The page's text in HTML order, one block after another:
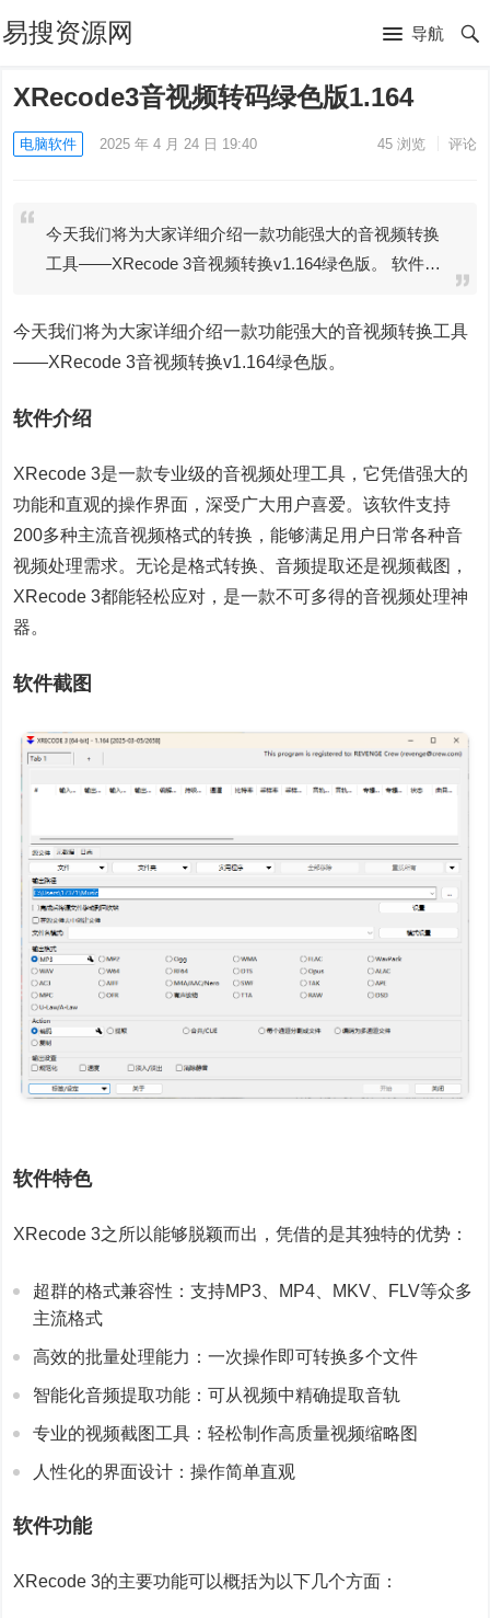
易搜资源网 导航
XRecode3音视频转码绿色版1.164
电脑软件 2025 年 4 月 24 日 19:40 45浏览 评论
今天我们将为大家详细介绍一款功能强大的音视频转换
工具——XRecode 3音视频转换v1.164绿色版。 软件…
今天我们将为大家详细介绍一款功能强大的音视频转换工具
——XRecode 3音视频转换v1.164绿色版。
软件介绍
XRecode 3是一款专业级的音视频处理工具，它凭借强大的
功能和直观的操作界面，深受广大用户喜爱。该软件支持
200多种主流音视频格式的转换，能够满足用户日常各种音
视频处理需求。无论是格式转换、音频提取还是视频截图，
XRecode 3都能轻松应对，是一款不可多得的音视频处理神
器。
软件截图
软件特色
XRecode 3之所以能够脱颖而出，凭借的是其独特的优势：
超群的格式兼容性：支持MP3、MP4、MKV、FLV等众多
主流格式
高效的批量处理能力：一次操作即可转换多个文件
智能化音频提取功能：可从视频中精确提取音轨
专业的视频截图工具：轻松制作高质量视频缩略图
人性化的界面设计：操作简单直观
软件功能
XRecode 3的主要功能可以概括为以下几个方面：